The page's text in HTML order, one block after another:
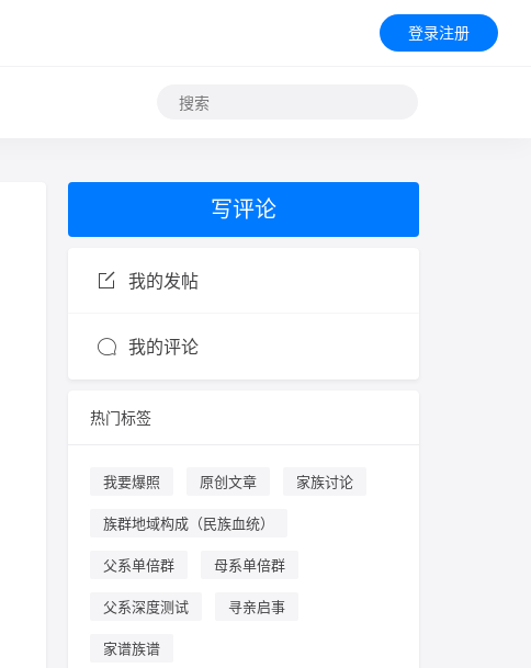
登录注册
写评论
我的发帖
我的评论
热门标签
我要爆照 原创文章 家族讨论
族群地域构成（民族血统）
父系单倍群 母系单倍群
父系深度测试 寻亲启事
家谱族谱